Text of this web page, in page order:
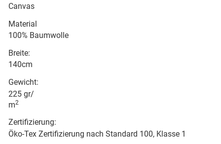
Canvas
Material
100% Baumwolle
Breite:
140cm
Gewicht:
225 gr/
m2
Zertifizierung:
Öko-Tex Zertifizierung nach Standard 100, Klasse 1